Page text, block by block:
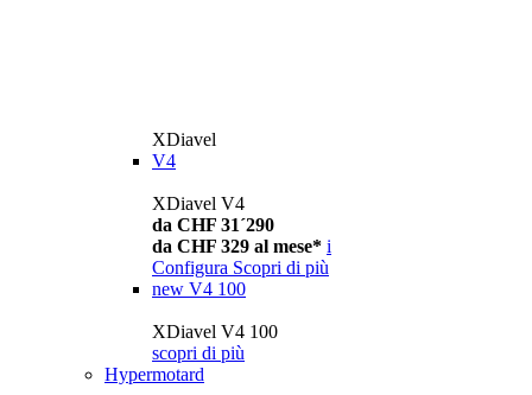
XDiavel
V4
XDiavel V4
da CHF 31´290
da CHF 329 al mese* i
Configura Scopri di più
new V4 100
XDiavel V4 100
scopri di più
Hypermotard